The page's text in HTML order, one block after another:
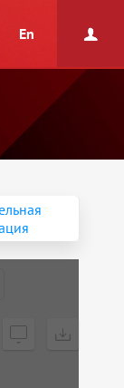
En